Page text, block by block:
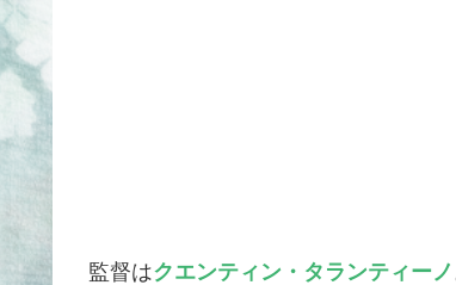
監督はクエンティン・タランティーノ